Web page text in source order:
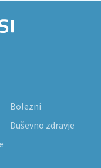
Bolezni
Duševno zdravje